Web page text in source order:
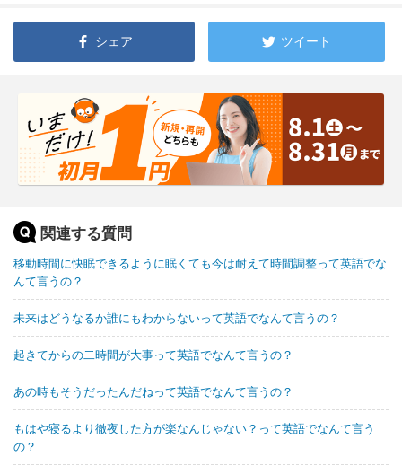
シェア ツイート
関連する質問
移動時間に快眠できるように眠くても今は耐えて時間調整って英語でな
んて言うの？
未来はどうなるか誰にもわからないって英語でなんて言うの？
起きてからの二時間が大事って英語でなんて言うの？
あの時もそうだったんだねって英語でなんて言うの？
もはや寝るより徹夜した方が楽なんじゃない？って英語でなんて言う
の？